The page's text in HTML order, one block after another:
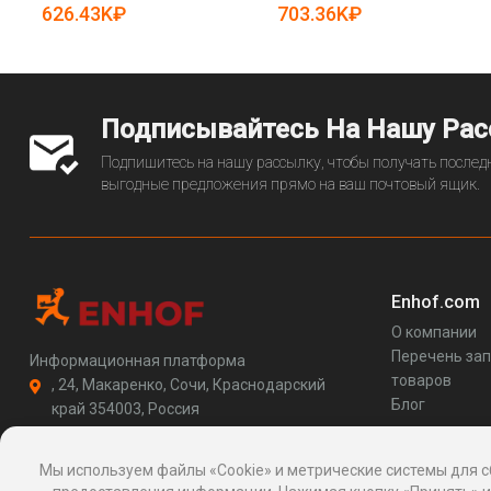
искусственным интеллектом
626.43K₽ 703.36K₽
Подписывайтесь На Нашу
Подпишитесь на нашу рассылку, чтобы получать
выгодные предложения прямо на ваш почтовый ящик.
Информационная платформа
, 24, Макаренко, Сочи, Краснодарский
край 354003, Россия
http://enhof.com
Enhof.com
О компании
Перечень
товаров
Блог
Мы используем файлы «Cookie» и метрические системы для